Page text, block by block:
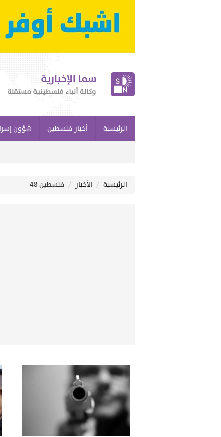
الرئيسية أخبار فلسطين شؤون
الرئيسية الأخبار فلسطين 48